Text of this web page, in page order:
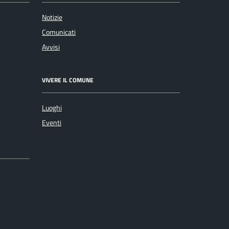
Notizie
Comunicati
Avvisi
VIVERE IL COMUNE
Luoghi
Eventi